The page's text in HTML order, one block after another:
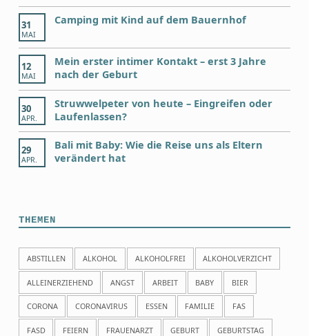
31
MAI
Camping mit Kind auf dem Bauernhof
12
MAI
Mein erster intimer Kontakt – erst 3 Jahre
nach der Geburt
30
APR.
Struwwelpeter von heute – Eingreifen oder
Laufenlassen?
29
APR.
Bali mit Baby: Wie die Reise uns als Eltern
verändert hat
THEMEN
ABSTILLEN ALKOHOL ALKOHOLFREI ALKOHOLVERZICHT
ALLEINERZIEHEND ANGST ARBEIT BABY BIER
CORONA CORONAVIRUS ESSEN FAMILIE FAS
FASD FEIERN FRAUENARZT GEBURT GEBURTSTAG